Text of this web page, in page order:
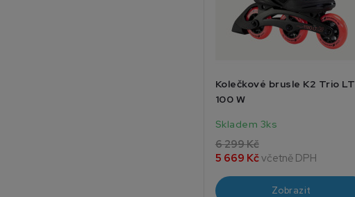
Kolečkové brusle K2 Trio LT
100 W
Skladem 3ks
6 299 Kč
5 669 Kčvčetně DPH
Zobrazit